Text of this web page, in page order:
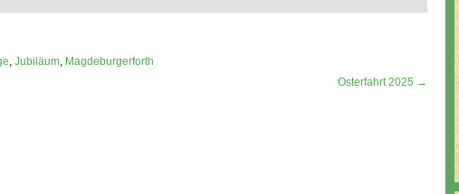
, Jubiläum, Magdeburgerforth
Osterfahrt 2025 →